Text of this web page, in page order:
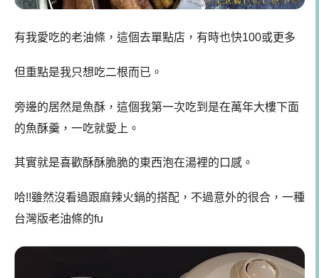
有我愛吃的老油條，這個去單點店，有時也快100或更多
但重點是我只想吃二根而已。
旁邊的居然是魚酥，這個我第一次吃到是在萬年大樓下面
的魚酥羹，一吃就愛上。
其實就是喜歡酥酥脆脆的東西泡在湯裡的口感。
哈!!雖然沒看過跟麻辣火鍋的搭配，不過意外的很合，一種
台灣版老油條的fu